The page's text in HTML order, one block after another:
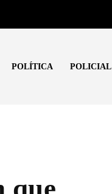
POLÍTICA POLICIAL